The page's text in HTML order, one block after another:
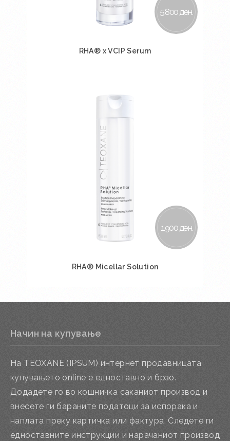
5.800 ден.
RHA® x VCIP Serum
1.900 ден.
RHA® Micellar Solution
Начин на купување
На TEOXANE (IPSUM) интернет продавницата
купувањето online е едноставно и брзо.
Додадете го во кошничка саканиот производ и
внесете ги бараните податоци за испорака и
наплата преку картичка или фактура. Следете ги
едноставните инструкции и нарачаниот производ